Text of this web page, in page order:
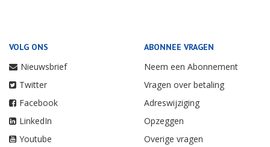
VOLG ONS
Nieuwsbrief
Twitter
Facebook
LinkedIn
Youtube
ABONNEE VRAGEN
Neem een Abonnement
Vragen over betaling
Adreswijziging
Opzeggen
Overige vragen